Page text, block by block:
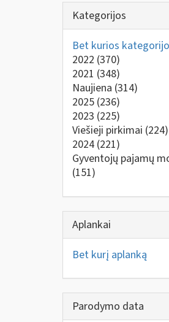
Kategorijos
Bet kurios
2022 (370)
2021 (348)
Naujiena (314)
2025 (236)
2023 (225)
Viešieji pirkimai (224)
2024 (221)
Gyventojų pajamų
(151)
Aplankai
Bet kurį aplanką
Parodymo data